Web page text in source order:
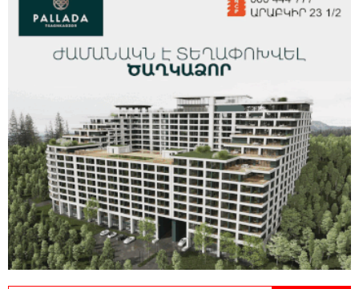
հարվшծները կառավարելու համար
21:45:44 7-08-2026
Երևանում և մարզերում էլեկտրաէներգիայի
21:26:16 7-08-2026
Ստեփանավանում ռուս կին է փորձել
ինքնասպան լինել
21:08:37 7-08-2026
ԵԱՏՄ֊ն չի ուզում, որ իր միջոցներով
զարգանա Հայաստանի տնտեսությունը ու
հետո գնա ԵՄ. Արշակ Կարապետյան